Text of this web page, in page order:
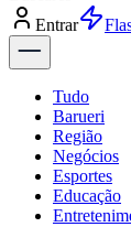
Entrar
Tudo
Barueri
Região
Negócios
Esportes
Educação